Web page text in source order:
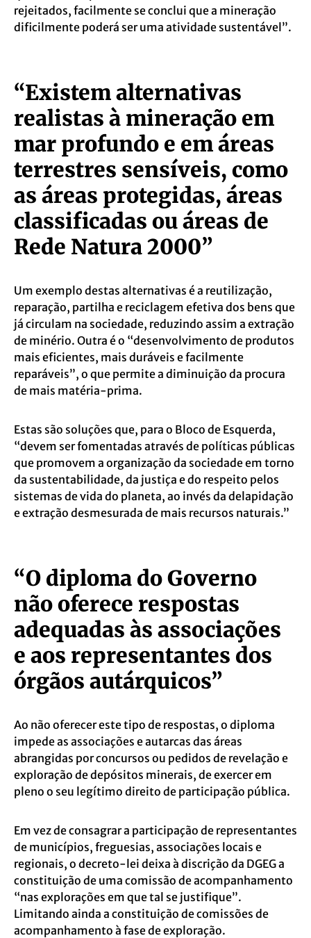
rejeitados, facilmente se conclui que a mineração
dificilmente poderá ser uma atividade sustentável”.
“Existem alternativas
realistas à mineração em
mar profundo e em áreas
terrestres sensíveis, como
as áreas protegidas, áreas
classificadas ou áreas de
Rede Natura 2000”
Um exemplo destas alternativas é a reutilização,
reparação, partilha e reciclagem efetiva dos bens que
já circulam na sociedade, reduzindo assim a extração
de minério. Outra é o “desenvolvimento de produtos
mais eficientes, mais duráveis e facilmente
reparáveis”, o que permite a diminuição da procura
de mais matéria-prima.
Estas são soluções que, para o Bloco de Esquerda,
“devem ser fomentadas através de políticas públicas
que promovem a organização da sociedade em torno
da sustentabilidade, da justiça e do respeito pelos
sistemas de vida do planeta, ao invés da delapidação
e extração desmesurada de mais recursos naturais.”
“O diploma do Governo
não oferece respostas
adequadas às associações
e aos representantes dos
órgãos autárquicos”
Ao não oferecer este tipo de respostas, o diploma
impede as associações e autarcas das áreas
abrangidas por concursos ou pedidos de revelação e
exploração de depósitos minerais, de exercer em
pleno o seu legítimo direito de participação pública.
Em vez de consagrar a participação de representantes
de municípios, freguesias, associações locais e
regionais, o decreto-lei deixa à discrição da DGEG a
constituição de uma comissão de acompanhamento
“nas explorações em que tal se justifique”.
Limitando ainda a constituição de comissões de
acompanhamento à fase de exploração.